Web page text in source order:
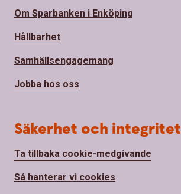
Om Sparbanken i Enköping
Hållbarhet
Samhällsengagemang
Jobba hos oss
Säkerhet och integritet
Ta tillbaka cookie-medgivande
Så hanterar vi cookies